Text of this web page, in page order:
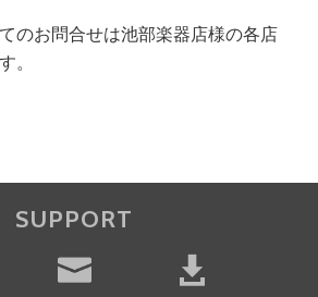
のお問合せは池部楽器店様の各店
。
SUPPORT